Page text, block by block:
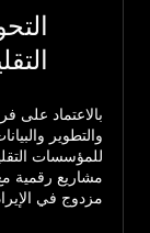
بالاعتماد على
والتطوير
للمؤسسات
مشاريع رقمية
مزدوج في